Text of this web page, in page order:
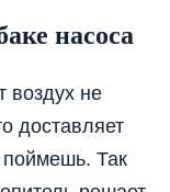
насоса
воздух не
доставляет
поймешь. Так